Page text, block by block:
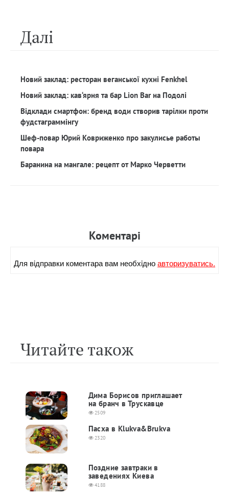
Далi
Новий заклад: ресторан веганської кухні Fenkhel
Новий заклад: кав‘ярня та бар Lion Bar на Подолі
Відклади смартфон: бренд води створив тарілки проти
фудстаграммінгу
Шеф-повар Юрий Ковриженко про закулисье работы
повара
Баранина на мангале: рецепт от Марко Черветти
Коментарi
Для вiдправки коментара вам необхiдноавторизуватись.
Читайте також
Дима Борисов приглашает
на бранч в Трускавце
2509
Пасха в Klukva&Brukva
2320
Поздние завтраки в
заведениях Киева
4188